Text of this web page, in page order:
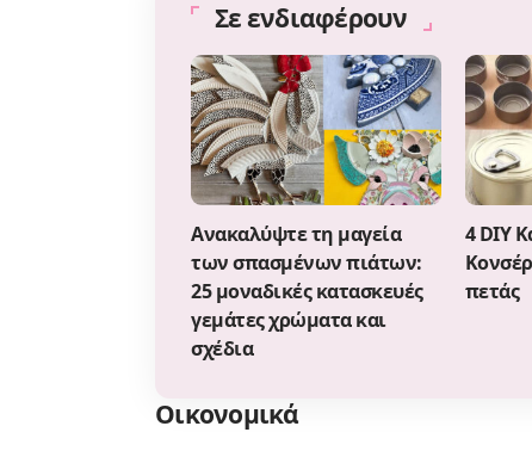
Σε ενδιαφέρουν
Ανακαλύψτε τη μαγεία
των σπασμένων πιάτων:
25 μοναδικές κατασκευές
γεμάτες χρώματα και
σχέδια
4 DIY
πετάς
Οικονομικά